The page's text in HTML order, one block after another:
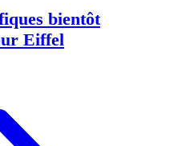
bientôt
Eiffel